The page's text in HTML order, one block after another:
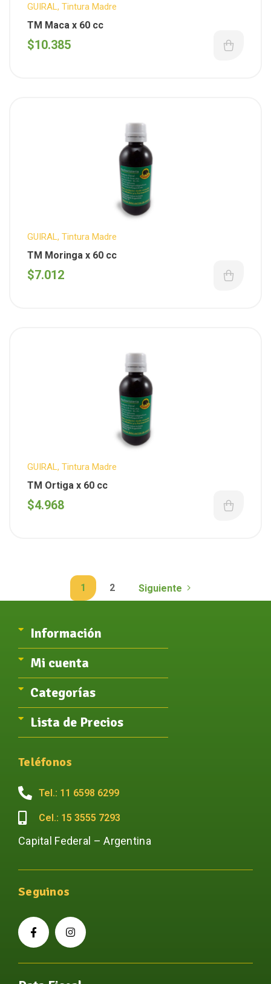
GUIRAL , Tintura Madre
TM Maca x 60 cc
$10.385
GUIRAL , Tintura Madre
TM Moringa x 60 cc
$7.012
GUIRAL , Tintura Madre
TM Ortiga x 60 cc
$4.968
1 2 Siguiente
Información
Mi cuenta
Categorías
Lista de Precios
Teléfonos
Tel.: 11 6598 6299
Cel.: 15 3555 7293
Capital Federal – Argentina
Seguinos